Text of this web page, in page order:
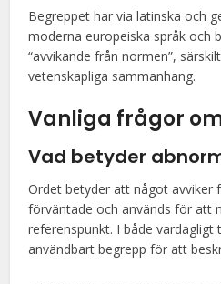
Begreppet har via latinska och
moderna europeiska språk och
“avvikande från normen”,
vetenskapliga sammanhang.
Vanliga frågor
Vad betyder
Ordet betyder att något avviker
förväntade och används för att
referenspunkt. I både
användbart begrepp för att